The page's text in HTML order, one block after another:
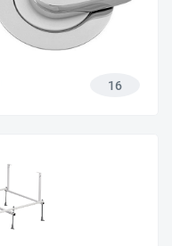
16